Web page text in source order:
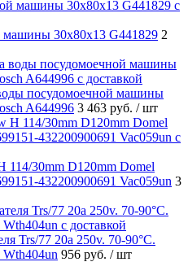
машины 30x80x13 G441829 2
посудомоечной машины
A644996 3 463 руб. / шт
114/30mm D120mm Domel
432200900691 Vac059un 3
Trs/77 20a 250v. 70-90°C.
Wth404un 956 руб. / шт